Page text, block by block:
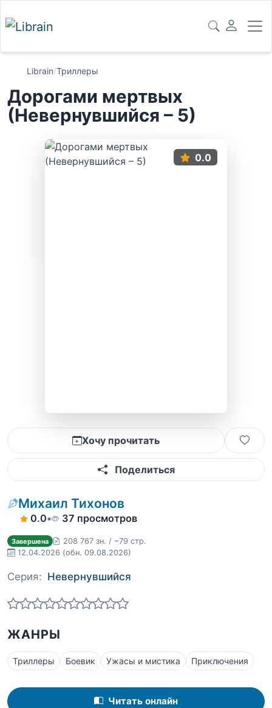
Librain/Триллеры
Дорогами мертвых
(Невернувшийся – 5)
0.0
Хочу прочитать
Поделиться
Михаил Тихонов
0.0• 37 просмотров
Завершена
208 767 зн. / ~79 стр.
12.04.2026 (обн. 09.08.2026)
Серия: Невернувшийся
ЖАНРЫ
Триллеры Боевик Ужасы и мистика Приключения
Читать онлайн